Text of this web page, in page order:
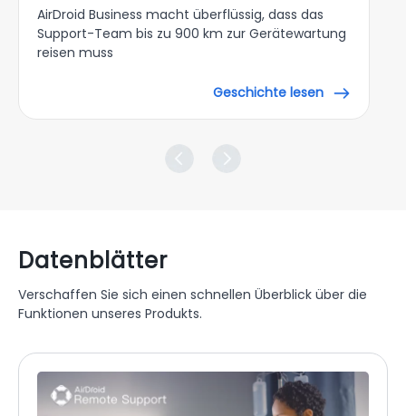
AirDroid Business macht überflüssig, dass das
Support-Team bis zu 900 km zur Gerätewartung
reisen muss
Geschichte lesen
Datenblätter
Verschaffen Sie sich einen schnellen Überblick über die
Funktionen unseres Produkts.